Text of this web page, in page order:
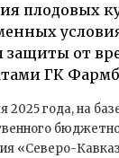
плодовых
защиты от
ГК
2025 года, на
«Северо-